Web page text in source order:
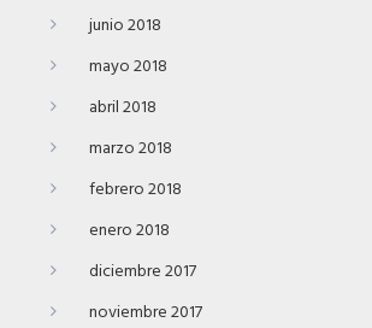
junio 2018
mayo 2018
abril 2018
marzo 2018
febrero 2018
enero 2018
diciembre 2017
noviembre 2017